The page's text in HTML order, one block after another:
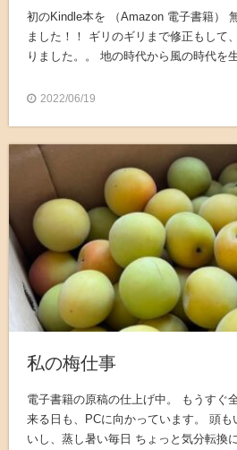
初のKindle本を （Amazon 電子書籍）
ました！！ ギリのギリまで修正もして
りました。。 地の時代から風の時代を生
2022/06/19
私の梅仕事
電子書籍の原稿の仕上げ中。 もうすぐ
来る日も、PCに向かっています。 頭
いし、蒸し暑い毎日 ちょっと気分転換